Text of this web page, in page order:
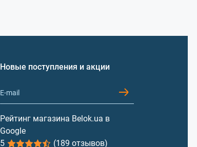
Новые поступления и акции
Рейтинг магазина Belok.ua в
Google
5
(189 отзывов)